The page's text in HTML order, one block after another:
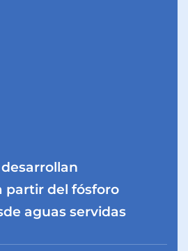
partir del fósforo
aguas servidas